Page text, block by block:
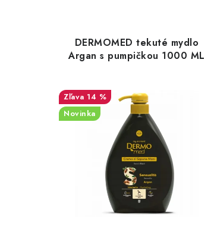
DERMOMED tekuté mydlo
Argan s pumpičkou 1000 ML
14 %
Novinka